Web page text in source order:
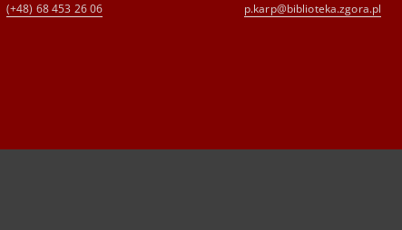
(+48) 68 453 26 06 p.karp@biblioteka.zgora.pl